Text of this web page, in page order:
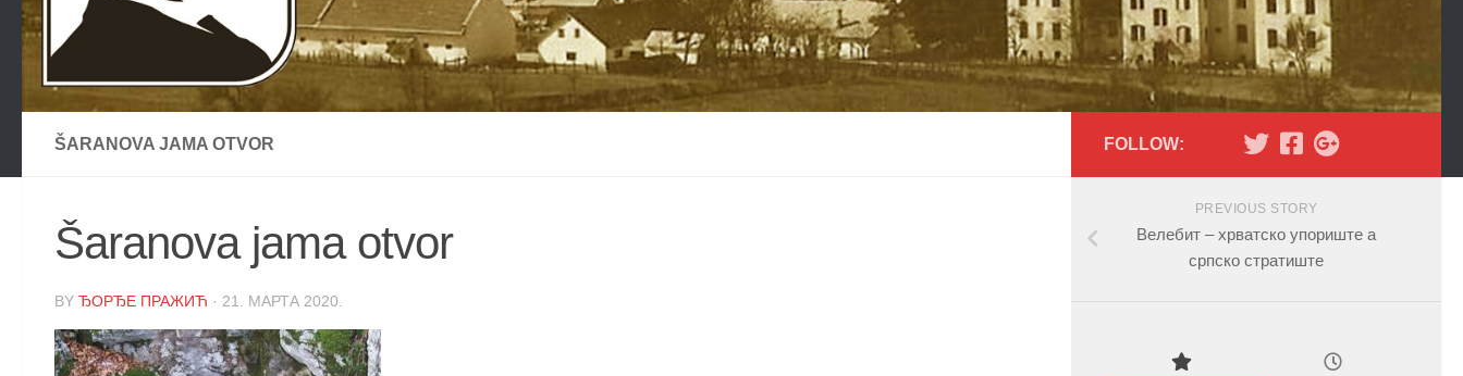
ŠARANOVA JAMA OTVOR
Šaranova jama otvor
BY ЂОРЂЕ ПРАЖИЋ · 21. МАРТА 2020.
FOLLOW:
PREVIOUS STORY
Велебит – хрватско упориште а
српско стратиште